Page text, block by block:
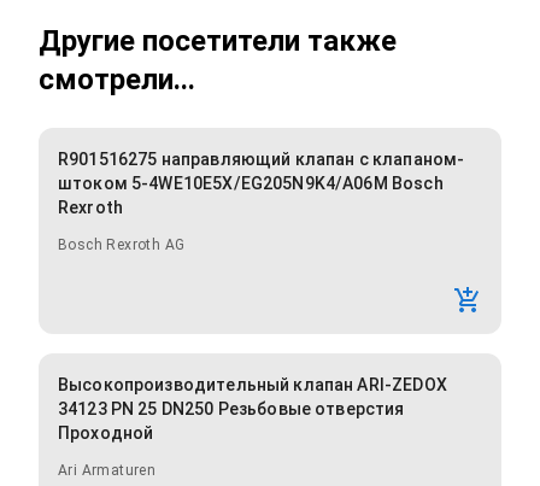
Другие посетители также
смотрели...
R901516275 направляющий клапан с клапаном-
штоком 5-4WE10E5X/EG205N9K4/A06M Bosch
Rexroth
Bosch Rexroth AG
Высокопроизводительный клапан ARI-ZEDOX
34123 PN 25 DN250 Резьбовые отверстия
Проходной
Ari Armaturen